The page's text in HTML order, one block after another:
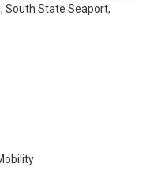
South State Seaport,